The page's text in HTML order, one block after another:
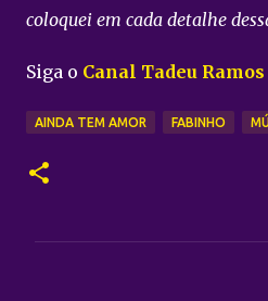
coloquei em cada detalhe
Siga o Canal Tadeu Ramos
AINDA TEM AMOR FABINHO